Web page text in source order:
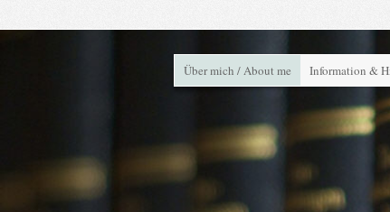
Über mich / About me Information &